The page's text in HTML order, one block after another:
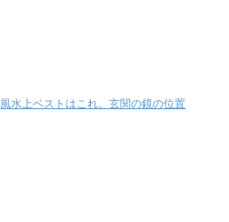
風水上ベストはこれ。玄関の鏡の位置